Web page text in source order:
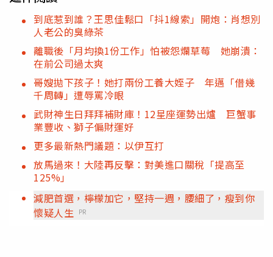
到底惹到誰？王思佳鬆口「抖1線索」開炮：肖想別
人老公的臭綠茶
離職後「月均換1份工作」怕被怨爛草莓 她崩潰：
在前公司過太爽
哥嫂拋下孩子！她打兩份工養大姪子 年邁「借幾
千周轉」遭辱罵冷眼
武財神生日拜拜補財庫！12星座運勢出爐 巨蟹事
業豐收、獅子偏財運好
更多最新熱門議題：以伊互打
放馬過來！大陸再反擊：對美進口關稅「提高至
125%」
減肥首選，檸檬加它，堅持一週，腰細了，瘦到你
懷疑人生
PR